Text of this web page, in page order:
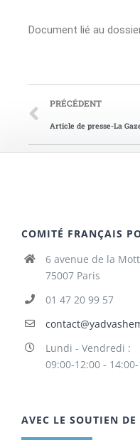
Document lié au
PRÉCÉDENT
Article de presse-La
COMITÉ FRANÇAIS
6 avenue de la
75007 Paris
01 47 20 99 57
Lundi - Vendredi :
09:00-12:00 -
AVEC LE SOUTIEN DE